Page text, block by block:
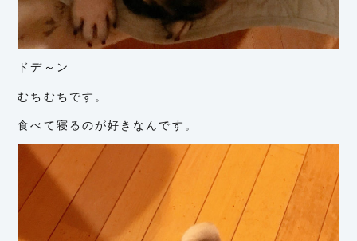
ドデ～ン
むちむちです。
食べて寝るのが好きなんです。